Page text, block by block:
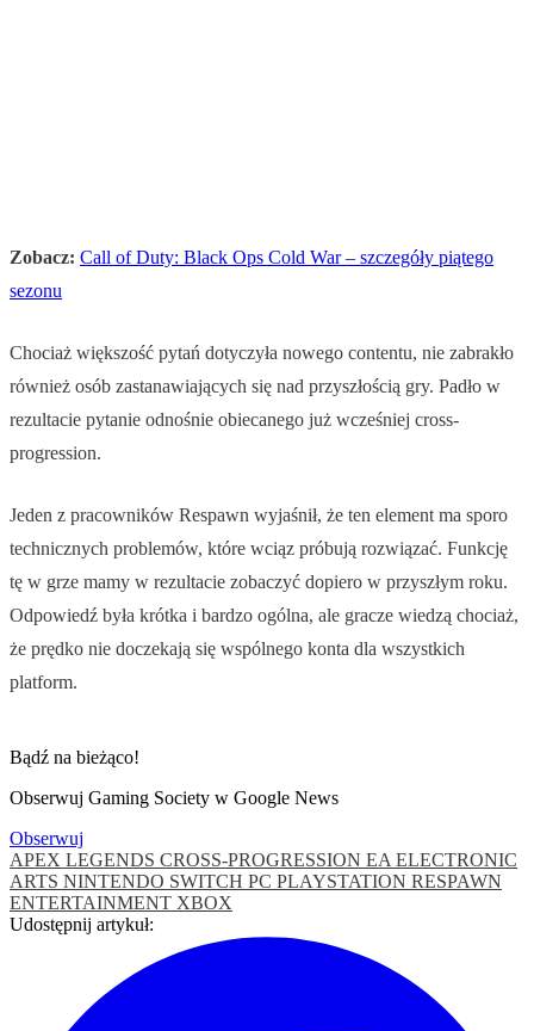
Zobacz: Call of Duty: Black Ops Cold War – szczegóły piątego
sezonu
Chociaż większość pytań dotyczyła nowego contentu, nie zabrakło
również osób zastanawiających się nad przyszłością gry. Padło w
rezultacie pytanie odnośnie obiecanego już wcześniej cross-
progression.
Jeden z pracowników Respawn wyjaśnił, że ten element ma sporo
technicznych problemów, które wciąz próbują rozwiązać. Funkcję
tę w grze mamy w rezultacie zobaczyć dopiero w przyszłym roku.
Odpowiedź była krótka i bardzo ogólna, ale gracze wiedzą chociaż,
że prędko nie doczekają się wspólnego konta dla wszystkich
platform.
Bądź na bieżąco!
Obserwuj Gaming Society w Google News
Obserwuj
APEX LEGENDS CROSS-PROGRESSION EA ELECTRONIC
ARTS NINTENDO SWITCH PC PLAYSTATION RESPAWN
ENTERTAINMENT XBOX
Udostępnij artykuł: